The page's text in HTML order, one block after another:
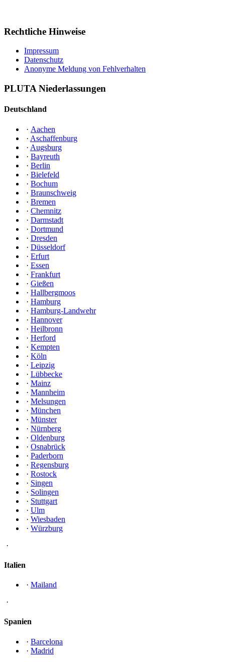
Rechtliche Hinweise
Impressum
Datenschutz
Anonyme Meldung von Fehlverhalten
PLUTA Niederlassungen
Deutschland
· Aachen
· Aschaffenburg
· Augsburg
· Bayreuth
· Berlin
· Bielefeld
· Bochum
· Braunschweig
· Bremen
· Chemnitz
· Darmstadt
· Dortmund
· Dresden
· Düsseldorf
· Erfurt
· Essen
· Frankfurt
· Gießen
· Hallbergmoos
· Hamburg
· Hamburg-Landwehr
· Hannover
· Heilbronn
· Herford
· Kempten
· Köln
· Leipzig
· Lübbecke
· Mainz
· Mannheim
· Melsungen
· München
· Münster
· Nürnberg
· Oldenburg
· Osnabrück
· Paderborn
· Regensburg
· Rostock
· Singen
· Solingen
· Stuttgart
· Ulm
· Wiesbaden
· Würzburg
·
Italien
· Mailand
·
Spanien
· Barcelona
· Madrid